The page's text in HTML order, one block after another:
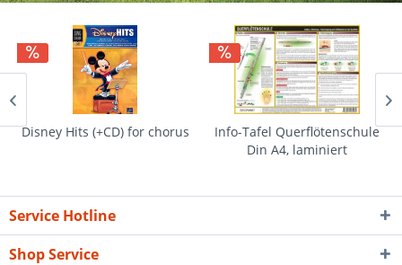
Disney Hits (+CD) for chorus
Info-Tafel Querflötenschule
Din A4, laminiert
Service Hotline
Shop Service